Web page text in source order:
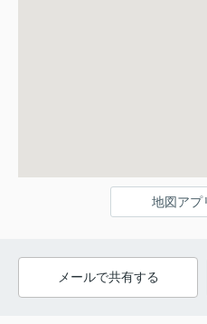
地図アプ
メールで共有する